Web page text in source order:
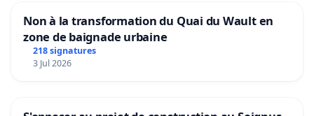
Non à la transformation du Quai du Wault en
zone de baignade urbaine
218 signatures
3 Jul 2026